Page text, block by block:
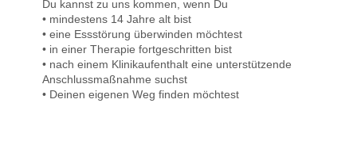
Du kannst zu uns kommen, wenn Du
• mindestens 14 Jahre alt bist
• eine Essstörung überwinden möchtest
• in einer Therapie fortgeschritten bist
• nach einem Klinikaufenthalt eine unterstützende
Anschlussmaßnahme suchst
• Deinen eigenen Weg finden möchtest